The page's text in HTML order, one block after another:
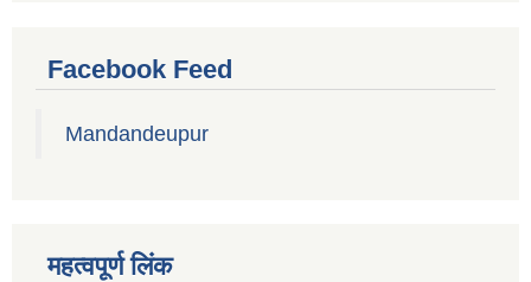
Facebook Feed
Mandandeupur
महत्वपूर्ण लिंक